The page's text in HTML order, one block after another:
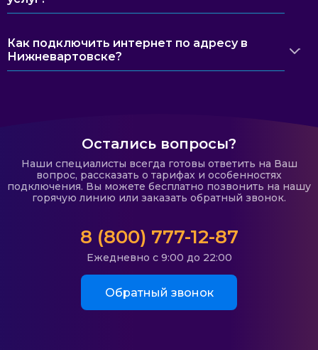
Как подключить интернет по адресу в
Нижневартовске?
Остались вопросы?
Наши специалисты всегда готовы ответить на Ваш
вопрос, рассказать о тарифах и особенностях
подключения. Вы можете бесплатно позвонить на нашу
горячую линию или заказать обратный звонок.
8 (800) 777-12-87
Ежедневно с 9:00 до 22:00
Обратный звонок